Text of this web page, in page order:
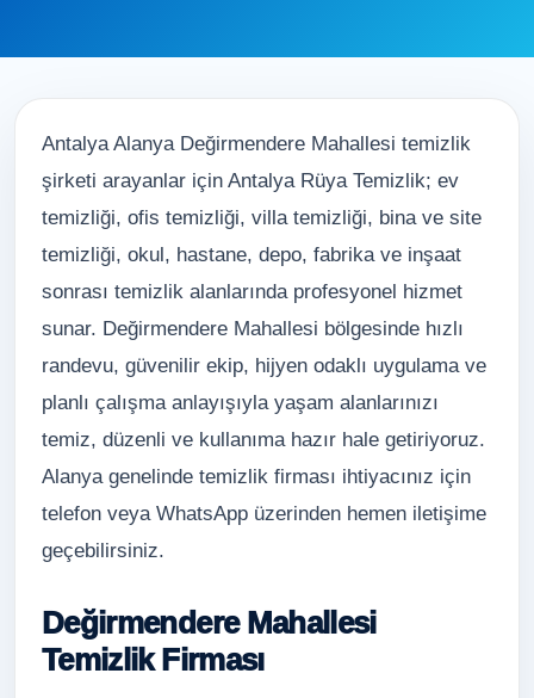
Antalya Alanya Değirmendere Mahallesi temizlik
şirketi arayanlar için Antalya Rüya Temizlik; ev
temizliği, ofis temizliği, villa temizliği, bina ve site
temizliği, okul, hastane, depo, fabrika ve inşaat
sonrası temizlik alanlarında profesyonel hizmet
sunar. Değirmendere Mahallesi bölgesinde hızlı
randevu, güvenilir ekip, hijyen odaklı uygulama ve
planlı çalışma anlayışıyla yaşam alanlarınızı
temiz, düzenli ve kullanıma hazır hale getiriyoruz.
Alanya genelinde temizlik firması ihtiyacınız için
telefon veya WhatsApp üzerinden hemen iletişime
geçebilirsiniz.
Değirmendere Mahallesi
Temizlik Firması